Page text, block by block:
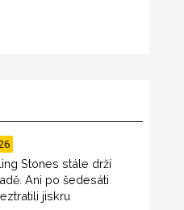
Stones stále drží
Ani po šedesáti
jiskru